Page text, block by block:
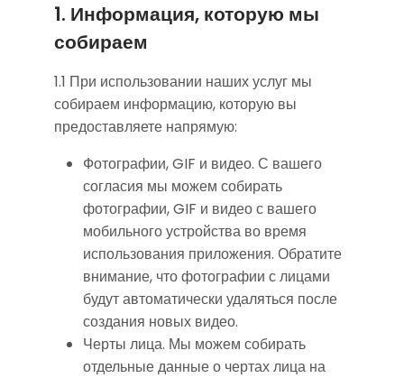
1. Информация, которую мы
собираем
1.1 При использовании наших услуг мы
собираем информацию, которую вы
предоставляете напрямую:
Фотографии, GIF и видео. С вашего
согласия мы можем собирать
фотографии, GIF и видео с вашего
мобильного устройства во время
использования приложения. Обратите
внимание, что фотографии с лицами
будут автоматически удаляться после
создания новых видео.
Черты лица. Мы можем собирать
отдельные данные о чертах лица на